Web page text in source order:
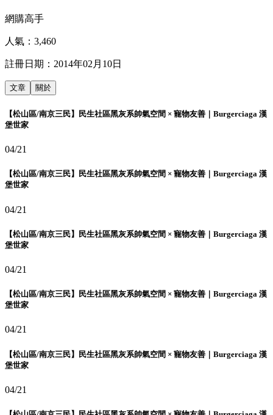
網購高手
人氣： 3,460
註冊日期： 2014年02月10日
文章 關於
【松山區/南京三民】民生社區黑灰系帥氣空間 × 寵物友善｜Burgerciaga 漢
堡世家
04/21
【松山區/南京三民】民生社區黑灰系帥氣空間 × 寵物友善｜Burgerciaga 漢
堡世家
04/21
【松山區/南京三民】民生社區黑灰系帥氣空間 × 寵物友善｜Burgerciaga 漢
堡世家
04/21
【松山區/南京三民】民生社區黑灰系帥氣空間 × 寵物友善｜Burgerciaga 漢
堡世家
04/21
【松山區/南京三民】民生社區黑灰系帥氣空間 × 寵物友善｜Burgerciaga 漢
堡世家
04/21